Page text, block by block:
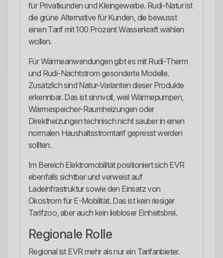
für Privatkunden und Kleingewerbe. Rudi-Natur ist
die grüne Alternative für Kunden, die bewusst
einen Tarif mit 100 Prozent Wasserkraft wählen
wollen.
Für Wärmeanwendungen gibt es mit Rudi-Therm
und Rudi-Nachtstrom gesonderte Modelle.
Zusätzlich sind Natur-Varianten dieser Produkte
erkennbar. Das ist sinnvoll, weil Wärmepumpen,
Wärmespeicher-Raumheizungen oder
Direktheizungen technisch nicht sauber in einen
normalen Haushaltsstromtarif gepresst werden
sollten.
Im Bereich Elektromobilität positioniert sich EVR
ebenfalls sichtbar und verweist auf
Ladeinfrastruktur sowie den Einsatz von
Ökostrom für E-Mobilität. Das ist kein riesiger
Tarifzoo, aber auch kein liebloser Einheitsbrei.
Regionale Rolle
Regional ist EVR mehr als nur ein Tarifanbieter.